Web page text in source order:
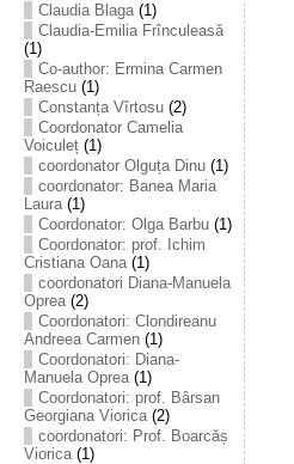
Claudia Blaga(1)
Claudia-Emilia Frînculeasă
(1)
Co-author: Ermina Carmen
Raescu(1)
Constanța Vîrtosu(2)
Coordonator Camelia
Voiculeț(1)
coordonator Olguța Dinu(1)
coordonator: Banea Maria
Laura(1)
Coordonator: Olga Barbu(1)
Coordonator: prof. Ichim
Cristiana Oana(1)
coordonatori Diana-Manuela
Oprea(2)
Coordonatori: Clondireanu
Andreea Carmen(1)
Coordonatori: Diana-
Manuela Oprea(1)
Coordonatori: prof. Bârsan
Georgiana Viorica(2)
coordonatori: Prof. Boarcăș
Viorica(1)